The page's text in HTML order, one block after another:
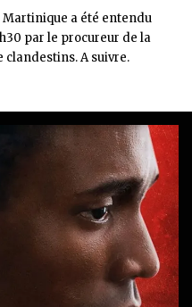
a été entendu
par le procureur de la
clandestins. A suivre.